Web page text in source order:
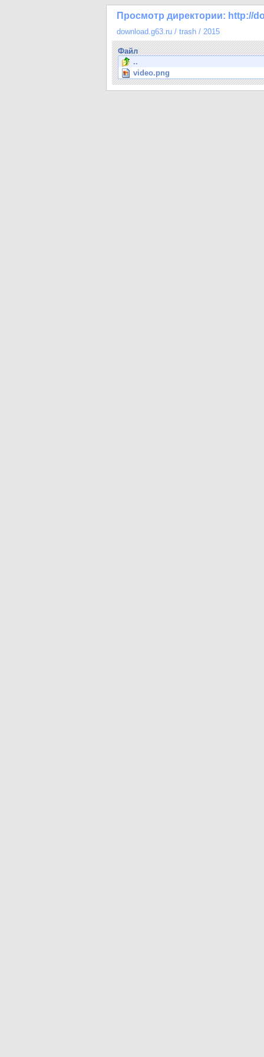
Просмотр директории: http://
download.g63.ru / trash / 2015
Файл
..
video.png